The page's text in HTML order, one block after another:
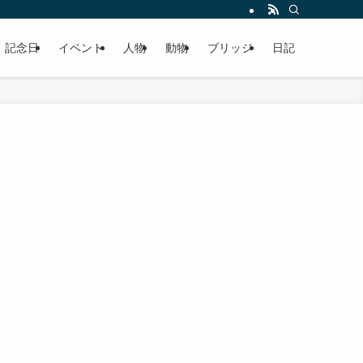
記念日 イベント 人物 動物 ブリッジ 日記